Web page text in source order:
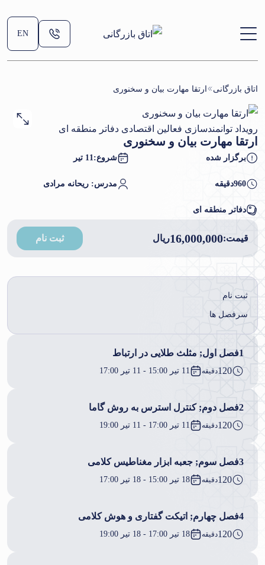
EN
اتاق بازرگانی ارتقا مهارت بیان و سخنوری
رویداد توانمندسازی فعالین اقتصادی دفاتر منطقه ای
ارتقا مهارت بیان و سخنوری
برگزار شده شروع:11 تیر
960دقیقه مدرس: ریحانه مرادی
دفاتر منطقه ای
قیمت:16,000,000ریال ثبت نام
ثبت نام
سرفصل ها
1فصل اول; مثلث طلایی در ارتباط
120دقیقه 11 تیر 15:00 - 11 تیر 17:00
2فصل دوم; کنترل استرس به روش گاما
120دقیقه 11 تیر 17:00 - 11 تیر 19:00
3فصل سوم; جعبه ابزار مغناطیس کلامی
120دقیقه 18 تیر 15:00 - 18 تیر 17:00
4فصل چهارم; اتیکت گفتاری و هوش کلامی
120دقیقه 18 تیر 17:00 - 18 تیر 19:00